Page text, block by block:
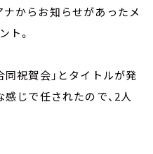
ナからお知らせがあったメ
ト。
同祝賀会」とタイトルが発
感じで任されたので、2人